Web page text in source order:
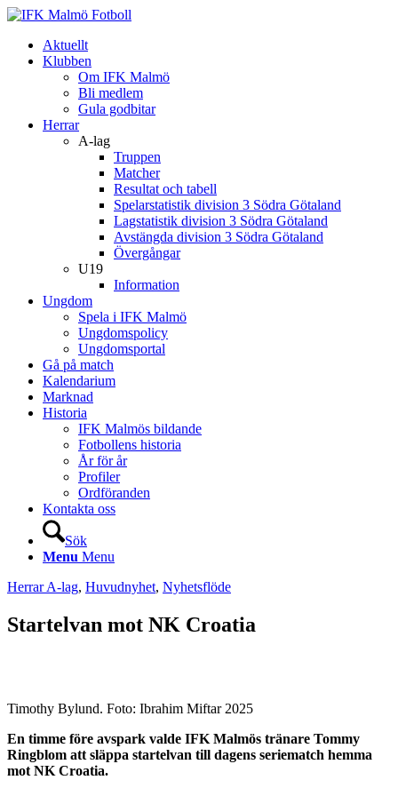
Aktuellt
Klubben
Om IFK Malmö
Bli medlem
Gula godbitar
Herrar
A-lag
Truppen
Matcher
Resultat och tabell
Spelarstatistik division 3 Södra Götaland
Lagstatistik division 3 Södra Götaland
Avstängda division 3 Södra Götaland
Övergångar
U19
Information
Ungdom
Spela i IFK Malmö
Ungdomspolicy
Ungdomsportal
Gå på match
Kalendarium
Marknad
Historia
IFK Malmös bildande
Fotbollens historia
År för år
Profiler
Ordföranden
Kontakta oss
Sök
Menu Menu
Herrar A-lag, Huvudnyhet, Nyhetsflöde
Startelvan mot NK Croatia
Timothy Bylund. Foto: Ibrahim Miftar 2025
En timme före avspark valde IFK Malmös tränare Tommy
Ringblom att släppa startelvan till dagens seriematch hemma
mot NK Croatia.